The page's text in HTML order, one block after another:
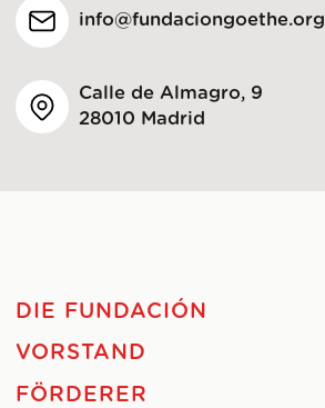
info@fundaciongoethe.org
Calle de Almagro, 9
28010 Madrid
DIE FUNDACIÓN
VORSTAND
FÖRDERER